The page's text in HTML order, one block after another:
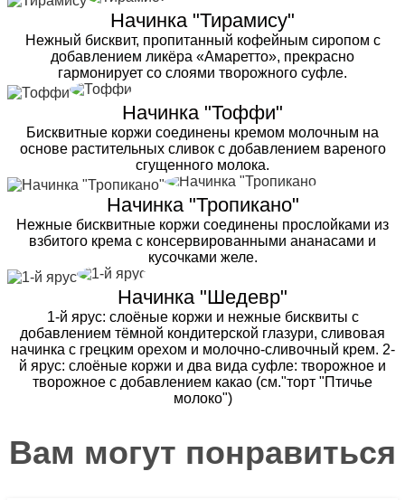
Начинка "Тирамису"
Нежный бисквит, пропитанный кофейным сиропом с
добавлением ликёра «Амаретто», прекрасно
гармонирует со слоями творожного суфле.
Начинка "Тоффи"
Бисквитные коржи соединены кремом молочным на
основе растительных сливок с добавлением вареного
сгущенного молока.
Начинка "Тропикано"
Нежные бисквитные коржи соединены прослойками из
взбитого крема с консервированными ананасами и
кусочками желе.
Начинка "Шедевр"
1-й ярус: слоёные коржи и нежные бисквиты с
добавлением тёмной кондитерской глазури, сливовая
начинка с грецким орехом и молочно-сливочный крем. 2-
й ярус: слоёные коржи и два вида суфле: творожное и
творожное с добавлением какао (см."торт "Птичье
молоко")
Вам могут понравиться